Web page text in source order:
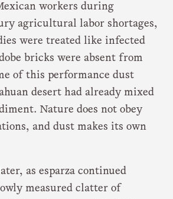
workers during
agricultural labor shortages,
were treated like infected
bricks were absent from
of this performance dust
desert had already mixed
Nature does not obey
and dust makes its own
as esparza continued
measured clatter of